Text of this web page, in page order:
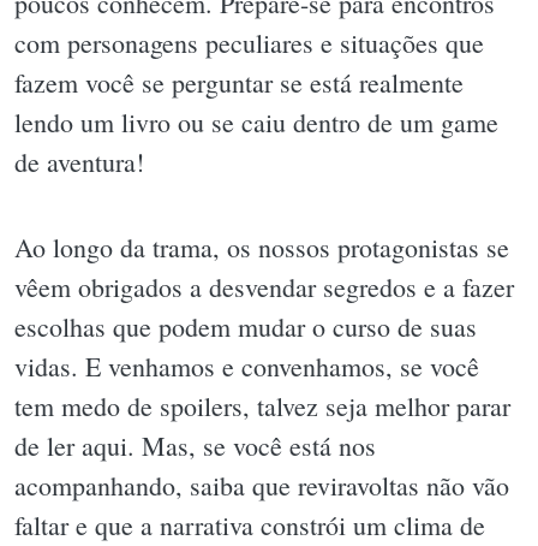
com personagens peculiares e situações que
fazem você se perguntar se está realmente
lendo um livro ou se caiu dentro de um game
de aventura!
Ao longo da trama, os nossos protagonistas se
vêem obrigados a desvendar segredos e a fazer
escolhas que podem mudar o curso de suas
vidas. E venhamos e convenhamos, se você
tem medo de spoilers, talvez seja melhor parar
de ler aqui. Mas, se você está nos
acompanhando, saiba que reviravoltas não vão
faltar e que a narrativa constrói um clima de